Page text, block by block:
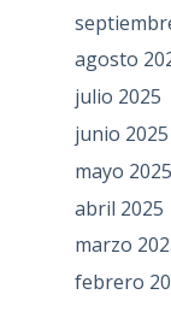
agosto
julio 2025
junio 2025
mayo 2025
abril 2025
marzo
febrero